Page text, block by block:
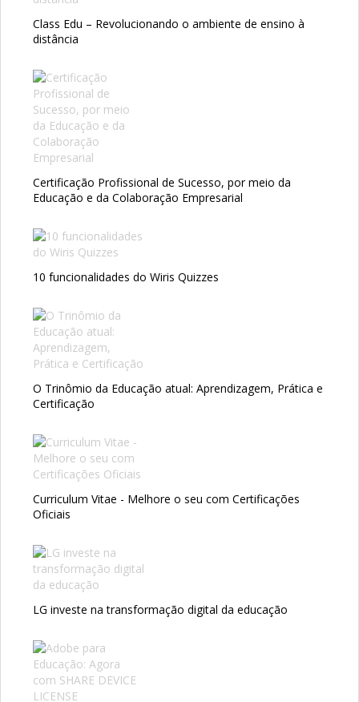
Class Edu – Revolucionando o ambiente de ensino à
distância
Certificação Profissional de Sucesso, por meio da
Educação e da Colaboração Empresarial
10 funcionalidades do Wiris Quizzes
O Trinômio da Educação atual: Aprendizagem, Prática e
Certificação
Curriculum Vitae - Melhore o seu com Certificações
Oficiais
LG investe na transformação digital da educação